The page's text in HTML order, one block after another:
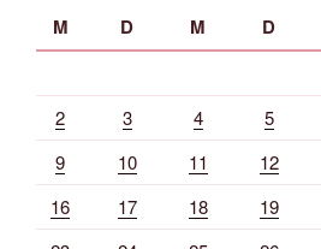
M D M D
2
3 4 5
9
10 11 12
16
17 18 19